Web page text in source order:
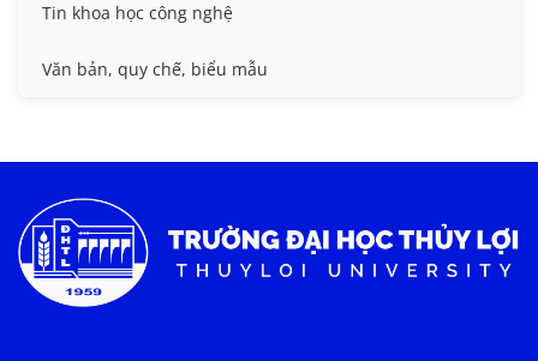
Tin khoa học công nghệ
Văn bản, quy chế, biểu mẫu